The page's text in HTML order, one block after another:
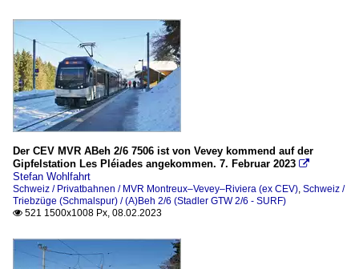
Der CEV MVR ABeh 2/6 7506 ist von Vevey kommend auf der
Gipfelstation Les Pléiades angekommen. 7. Februar 2023 
Stefan Wohlfahrt
Schweiz / Privatbahnen / MVR Montreux–Vevey–Riviera (ex CEV), Schweiz /
Triebzüge (Schmalspur) / (A)Beh 2/6 (Stadler GTW 2/6 - SURF)
 521 1500x1008 Px, 08.02.2023